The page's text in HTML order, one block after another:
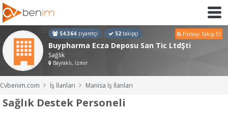
54.364 ziyaretçi 52 takipçi Firmayı Takip Et
Buypharma Ecza Deposu San Tic LtdŞti
Sağlık
Bayraklı, İzmir
Cvbenim.com İş İlanları Manisa İş İlanları
Sağlık Destek Personeli